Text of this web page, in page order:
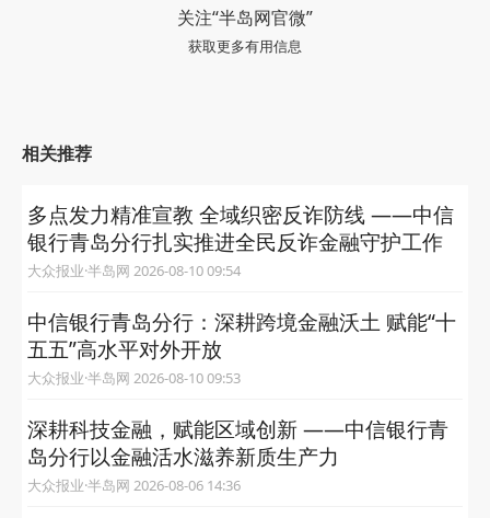
关注“半岛网官微”
获取更多有用信息
相关推荐
多点发力精准宣教 全域织密反诈防线 ——中信
银行青岛分行扎实推进全民反诈金融守护工作
大众报业·半岛网 2026-08-10 09:54
中信银行青岛分行：深耕跨境金融沃土 赋能“十
五五”高水平对外开放
大众报业·半岛网 2026-08-10 09:53
深耕科技金融，赋能区域创新 ——中信银行青
岛分行以金融活水滋养新质生产力
大众报业·半岛网 2026-08-06 14:36